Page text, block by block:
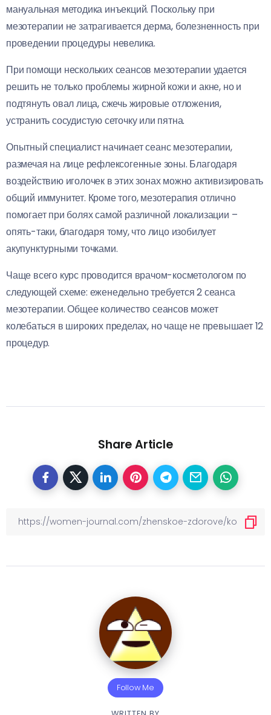
мануальная методика инъекций. Поскольку при
мезотерапии не затрагивается дерма, болезненность при
проведении процедуры невелика.
При помощи нескольких сеансов мезотерапии удается
решить не только проблемы жирной кожи и акне, но и
подтянуть овал лица, сжечь жировые отложения,
устранить сосудистую сеточку или пятна.
Опытный специалист начинает сеанс мезотерапии,
размечая на лице рефлексогенные зоны. Благодаря
воздействию иголочек в этих зонах можно активизировать
общий иммунитет. Кроме того, мезотерапия отлично
помогает при болях самой различной локализации –
опять-таки, благодаря тому, что лицо изобилует
акупунктурными точками.
Чаще всего курс проводится врачом-косметологом по
следующей схеме: еженедельно требуется 2 сеанса
мезотерапии. Общее количество сеансов может
колебаться в широких пределах, но чаще не превышает 12
процедур.
Share Article
Follow Me